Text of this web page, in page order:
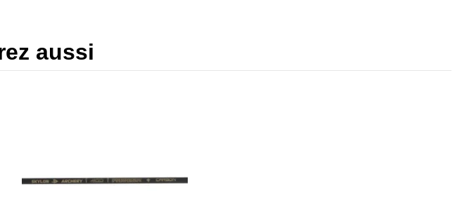
aussi